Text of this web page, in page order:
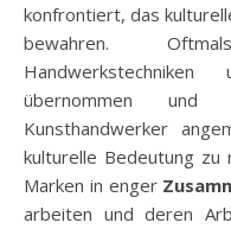
konfrontiert, das
bewahren.
übernommen und
Kunsthandwerker
kulturelle Bedeutung
Marken in enger
arbeiten und deren